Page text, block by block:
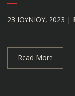
23 ΙΟΥΝΊΟΥ, 2023 |
Read More